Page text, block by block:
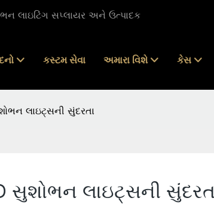
લાઇટિંગ સપ્લાયર અને ઉત્પાદક
કસ્ટમ સેવા અમારા વિશે કેસ
લાઇટ્સની સુંદરતા
લાઇટ્સની